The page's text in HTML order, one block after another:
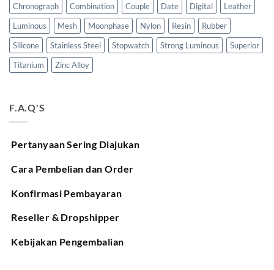
Chronograph
Combination Couple Date Digital
Leather
Luminous
Mesh Moonphase Nylon Resin
Rubber
Silicone
Stainless Steel Stopwatch Strong Luminous
Superior
Titanium
Zinc Alloy
F.A.Q'S
Pertanyaan Sering Diajukan
Cara Pembelian dan Order
Konfirmasi Pembayaran
Reseller & Dropshipper
Kebijakan Pengembalian